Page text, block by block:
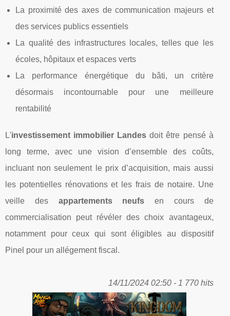
La proximité des axes de communication majeurs et
des services publics essentiels
La qualité des infrastructures locales, telles que les
écoles, hôpitaux et espaces verts
La performance énergétique du bâti, un critère
désormais incontournable pour une meilleure
rentabilité
L'investissement immobilier Landes doit être pensé à
long terme, avec une vision d’ensemble des coûts,
incluant non seulement le prix d’acquisition, mais aussi
les potentielles rénovations et les frais de notaire. Une
veille des appartements neufs en cours de
commercialisation peut révéler des choix avantageux,
notamment pour ceux qui sont éligibles au dispositif
Pinel pour un allégement fiscal.
14/11/2024 02:50 - 1 770 hits